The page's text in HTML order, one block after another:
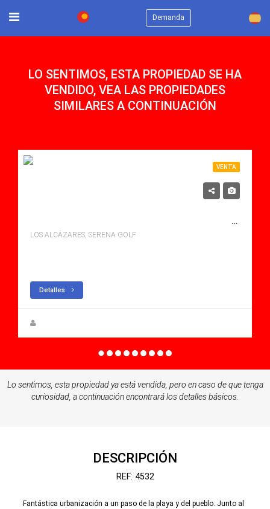
Demanda ×
LO SENTIMOS, ESTA PROPIEDAD SE HA
VENDIDO, VEA LAS PROPIEDADES
SIMILARES A CONTINUACIÓN
VENTA
SE VENDE APARTAMENTO EN SERENA GOLF, LOS ALCÃ¡ZARES
LOS ALCÁZARES, SERENA GOLF
Detalles
Lo sentimos, esta propiedad ya está vendida, pero en caso de que tenga
curiosidad, a continuación encontrará los detalles básicos.
DESCRIPCIÓN
REF: 4532
Fantástica urbanización a un paso de la playa y del pueblo. Junto al